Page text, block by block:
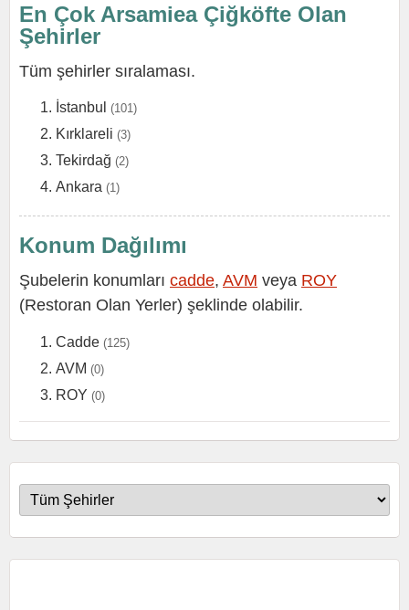
En Çok Arsamiea Çiğköfte Olan
Şehirler
Tüm şehirler sıralaması.
İstanbul (101)
Kırklareli (3)
Tekirdağ (2)
Ankara (1)
Konum Dağılımı
Şubelerin konumları cadde, AVM veya ROY
(Restoran Olan Yerler) şeklinde olabilir.
Cadde (125)
AVM (0)
ROY (0)